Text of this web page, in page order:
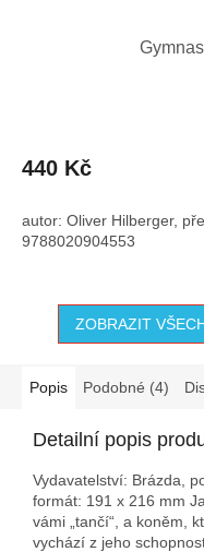
440 Kč
autor: Oliver Hilberger,
9788020904553
ZOBRAZIT
Popis Podobné (4)
Detailní popis
Vydavatelství: Brázda,
formát: 191 x 216 mm
vámi „tančí“, a koněm,
vychází z jeho